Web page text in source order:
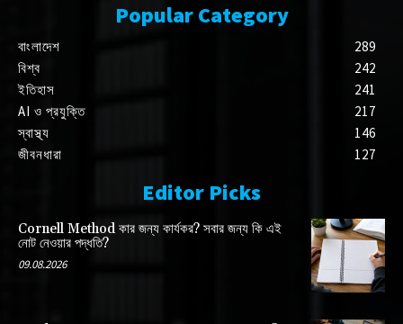
Popular Category
বাংলাদেশ
289
বিশ্ব
242
ইতিহাস
241
AI ও প্রযুক্তি
217
স্বাস্থ্য
146
জীবনধারা
127
Editor Picks
Cornell Method কার জন্য কার্যকর? সবার জন্য কি এই
নোট নেওয়ার পদ্ধতি?
09.08.2026